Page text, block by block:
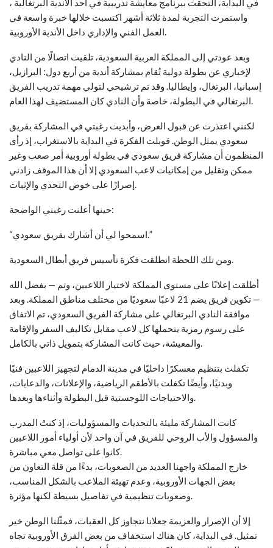
في البداية، التحقت ببرنامج معايشة تدريبية في احد الأندية البرتغالية ،
واستمرت التجربة لمدة ثلاثة أشهر اكتسبت خلالها خبرة واسعة في
العمل الفني والإداري داخل الأندية الأوروبية.
وبعد عودتي إلى المملكة العربية السعودية، تلقيت اتصالًا من النادي
لإخباري عن بطولة دولية تُقام بمشاركة أندية من أربع دول: البرازيل،
إسبانيا، البرتغال، وإيطاليا. وقد تم ترشيحي لتولي مهمة تدريب الفريق
البرتغالي في البطولة، خاصة وأن النادي كان المستضيف لهذا العام.
لكنني اعتذرت عن قبول العرض، وأبديت رغبتي في المشاركة بفريق
سعودي يمثل الوطن. قوبلت الفكرة في البداية بالاستغراب، إذ رأى
المنظمون أن مشاركة فريق سعودي في بطولة أوروبية أمر صعب وغير
ممكن وتقليل من إمكانيات لاعب السعودي إلا أن هذا الموقف زادني
إصرارًا على خوض التحدي والإثبات.
حينها أعلنت رغبتي الواضحة:
“اسمحوا لي أن أشارك بفريق سعودي.”
ومن تلك اللحظة انطلقت فكرة تأسيس فريق أبطال السعودية.
أطلقت إعلانًا على مستوى المملكة لاختيار اللاعبين، وتم — بفضل الله
— تكوين فريق يضم 21 لاعبًا سعوديًا من مختلف مناطق المملكة. وبعد
موافقة النادي البرتغالي على مشاركة الفريق السعودي، تم الاتفاق
على رسوم رمزية يتحملها كل لاعب مقابل تكاليف السفر والإقامة
والمعيشة، حيث كانت المشاركة بتمويل ذاتي بالكامل.
تكفلت بتنظيم معسكرًا داخليًا في مدينة الدمام لتجهيز اللاعبين فنيًا
وبدنيًا، وأيضًا تكفلت بالأطقم الرياضية، والإعلانات، والدعايات،
والاحتياجات اللوجستية قبل البطولة وأثناءها وبعدها.
كانت المشاركة مليئة بالتحديات والمسؤوليات، إذ كنتُ المدرب
والمسؤول والأب الروحي للفريق في آن واحد لأن أولياء أمور اللاعبين
كانوا على تواصل معي مباشرة.
خارج المملكة واجهنا العديد من الصعوبات، بدءًا من قلة التعاون من
بعض الجهات الأوروبية، وعدم تهيئة الملاعب بالشكل المناسب،
وصعوبات تنظيمية في تفاصيل بسيطة لكنها مؤثرة.
إلا أن الإصرار والعزيمة جعلانا نتجاوز كل العقبات، فمثّلنا الوطن خير
تمثيل. في البداية، كان هناك استخفاف من بعض الفرق الأوروبية تجاه